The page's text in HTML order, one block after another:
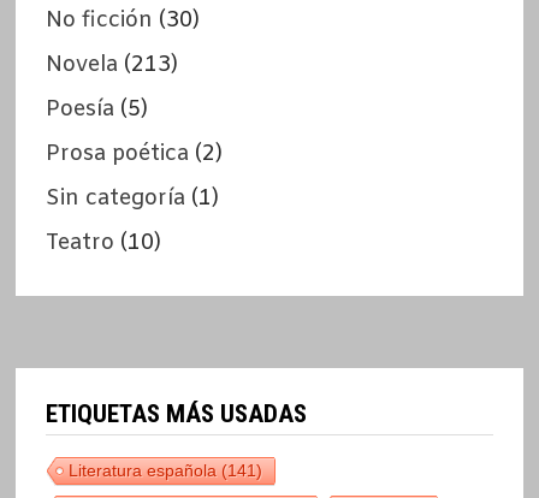
No ficción (30)
Novela (213)
Poesía (5)
Prosa poética (2)
Sin categoría (1)
Teatro (10)
ETIQUETAS MÁS USADAS
Literatura española(141)